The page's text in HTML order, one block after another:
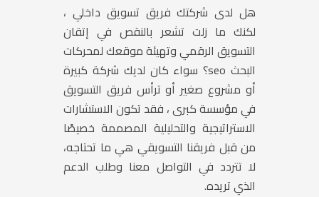
هل لدى شركتك فريق تسويق داخلي ،
لكنك ما زلت تشعر بالنقص في إتقان
التسويق الرقمي وتهيئة موقعك لمحركات
البحث seo؟ سواء كان لديك شركة كبيرة
أو مشروع صغير أو ترأس فريق التسويق
في مؤسسة كبرى ، فقد تكون الاستشارات
الاستراتيجية والتحليلية المصممة خصيصًا
من قبل فريقنا التسويقي هي ما تحتاجه،
لا تتردد في التواصل معنا وطلب الدعم
الذي تريده.